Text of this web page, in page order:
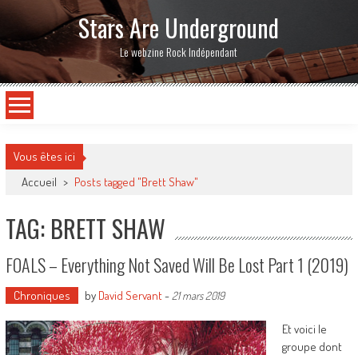
Stars Are Underground
Le webzine Rock Indépendant
Vous êtes ici
Accueil > Posts tagged "Brett Shaw"
TAG: BRETT SHAW
FOALS – Everything Not Saved Will Be Lost Part 1 (2019)
Chroniques by David Servant- 21 mars 2019
Et voici le
groupe dont